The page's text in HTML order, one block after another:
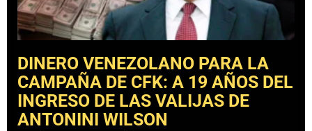
DINERO VENEZOLANO PARA LA
CAMPAÑA DE CFK: A 19 AÑOS DEL
INGRESO DE LAS VALIJAS DE
ANTONINI WILSON